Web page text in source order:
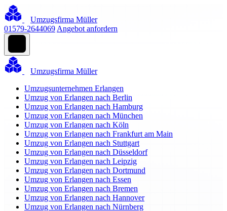
Umzugsfirma Müller
01579-2644069 Angebot anfordern
Umzugsfirma Müller
Umzugsunternehmen Erlangen
Umzug von Erlangen nach Berlin
Umzug von Erlangen nach Hamburg
Umzug von Erlangen nach München
Umzug von Erlangen nach Köln
Umzug von Erlangen nach Frankfurt am Main
Umzug von Erlangen nach Stuttgart
Umzug von Erlangen nach Düsseldorf
Umzug von Erlangen nach Leipzig
Umzug von Erlangen nach Dortmund
Umzug von Erlangen nach Essen
Umzug von Erlangen nach Bremen
Umzug von Erlangen nach Hannover
Umzug von Erlangen nach Nürnberg